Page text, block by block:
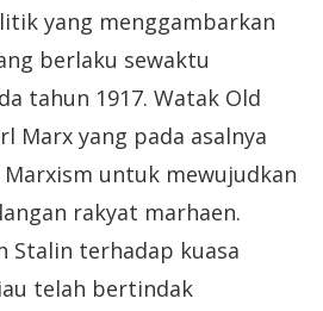
yang menggambarkan
berlaku sewaktu
tahun 1917. Watak Old
Marx yang pada asalnya
untuk mewujudkan
rakyat marhaen.
Stalin terhadap kuasa
telah bertindak